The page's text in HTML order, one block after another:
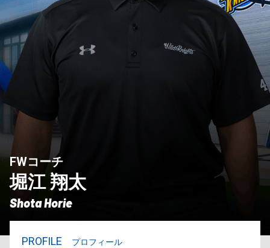
FWコーチ
堀江 翔太
Shota Horie
PROFILE プロフィール